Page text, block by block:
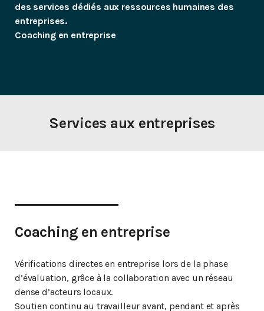
des services dédiés aux ressources humaines des
entreprises.
Coaching en entreprise
Services aux entreprises
Coaching en entreprise
Vérifications directes en entreprise lors de la phase
d’évaluation, grâce à la collaboration avec un réseau
dense d’acteurs locaux.
Soutien continu au travailleur avant, pendant et après